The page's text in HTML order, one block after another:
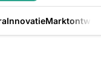
Innovatie